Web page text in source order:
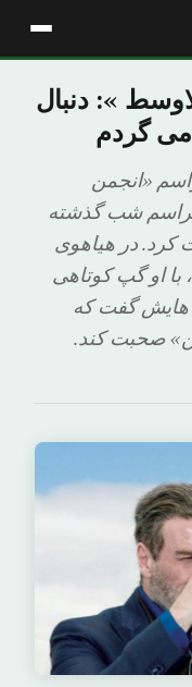
»: دنبال
می گردم
«انجمن
شب گذشته
در هیاهوی
او گپ کوتاهی
هایش گفت که
صحبت کند.